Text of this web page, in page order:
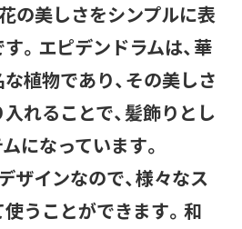
の美しさをシンプルに表
。エピデンドラムは、華
植物であり、その美しさ
れることで、髪飾りとし
になっています。
ザインなので、様々なス
うことができます。和